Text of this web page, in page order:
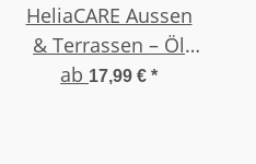
HeliaCARE Aussen
& Terrassen – Öl
"OUTDOOR"
ab 17,99 € *